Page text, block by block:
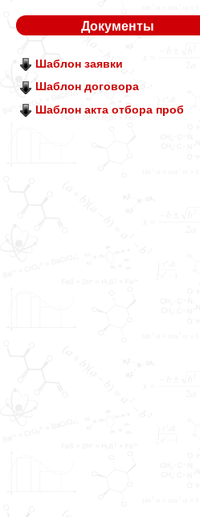
Документы
Шаблон заявки
Шаблон договора
Шаблон акта отбора проб